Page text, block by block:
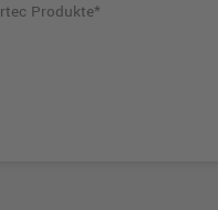
Produkte*